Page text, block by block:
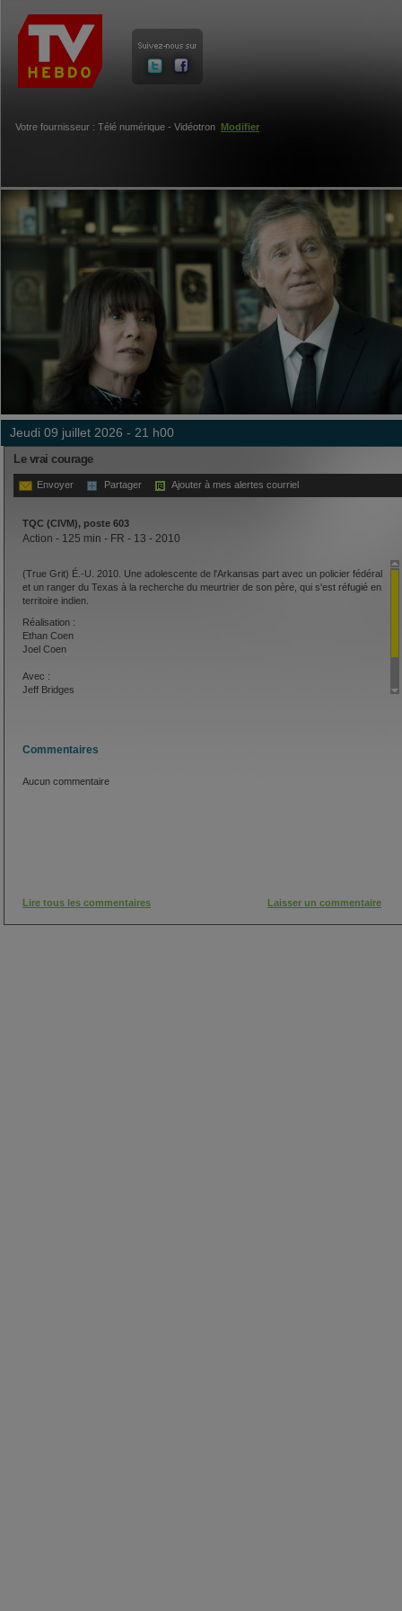
Votre fournisseur : Télé numérique - Vidéotron Modifier
jeudi 09 juillet 2026 - 21 h00
Le vrai courage
Envoyer Partager Ajouter à mes alertes courriel
TQC (CIVM), poste 603
Action - 125 min - FR - 13 - 2010
(True Grit) É.-U. 2010. Une adolescente de l'Arkansas part avec un policier fédéral
et un ranger du Texas à la recherche du meurtrier de son père, qui s'est réfugié en
territoire indien.
Réalisation :
Ethan Coen
Joel Coen
Avec :
Jeff Bridges
Commentaires
Aucun commentaire
Lire tous les commentaires Laisser un commentaire